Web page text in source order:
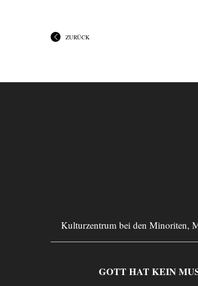
ZURÜCK
Kulturzentrum bei den Minoriten,
GOTT HAT KEIN